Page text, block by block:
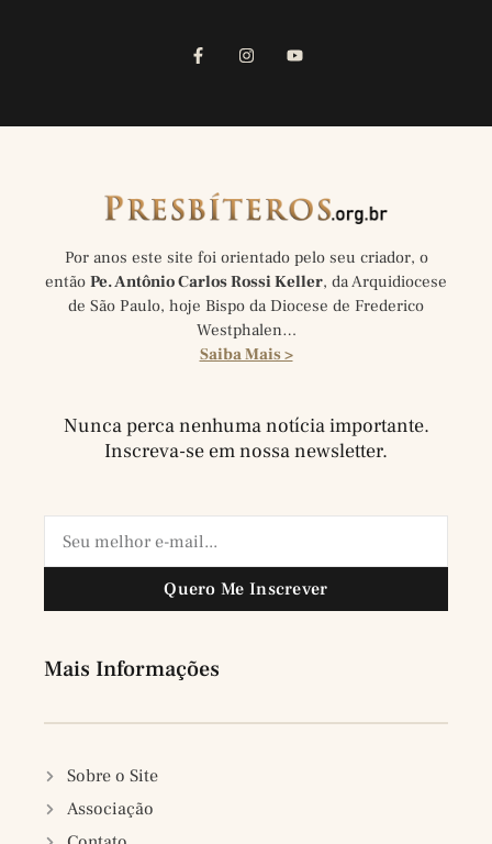
Por anos este site foi orientado pelo seu criador, o
então Pe. Antônio Carlos Rossi Keller, da Arquidiocese
de São Paulo, hoje Bispo da Diocese de Frederico
Westphalen…
Saiba Mais >
Nunca perca nenhuma notícia importante.
Inscreva-se em nossa newsletter.
Quero Me Inscrever
Mais Informações
Sobre o Site
Associação